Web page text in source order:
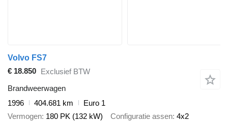
Volvo FS7
€ 18.850 Exclusief BTW
Brandweerwagen
1996
404.681 km
Euro 1
Vermogen 180 PK (132 kW) Configuratie assen 4x2